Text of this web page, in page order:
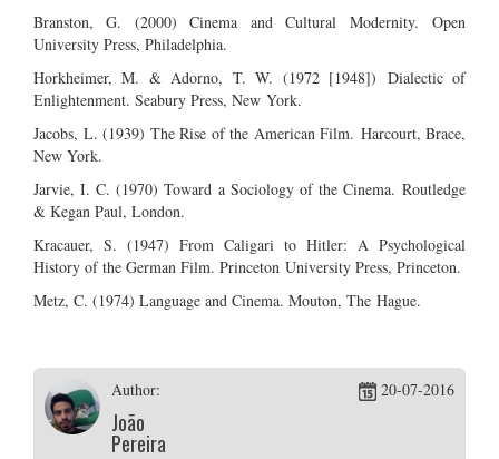
Branston, G. (2000) Cinema and Cultural Modernity. Open
University Press, Philadelphia.
Horkheimer, M. & Adorno, T. W. (1972 [1948]) Dialectic of
Enlightenment. Seabury Press, New York.
Jacobs, L. (1939) The Rise of the American Film. Harcourt, Brace,
New York.
Jarvie, I. C. (1970) Toward a Sociology of the Cinema. Routledge
& Kegan Paul, London.
Kracauer, S. (1947) From Caligari to Hitler: A Psychological
History of the German Film. Princeton University Press, Princeton.
Metz, C. (1974) Language and Cinema. Mouton, The Hague.
Author:
João
Pereira
20-07-2016